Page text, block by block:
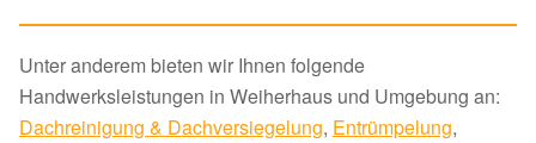
Unter anderem bieten wir Ihnen folgende
Handwerksleistungen in Weiherhaus und Umgebung an:
Dachreinigung & Dachversiegelung, Entrümpelung,